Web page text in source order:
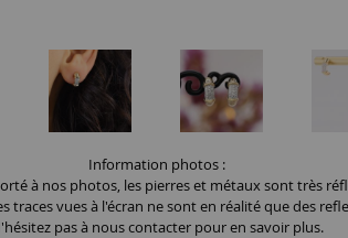
Information photos :
à nos photos, les pierres et métaux sont très
traces vues à l'écran ne sont en réalité que des
pas à nous contacter pour en savoir plus.